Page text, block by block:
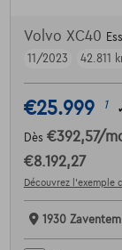
Volvo XC40
11/2023
42.811
€25.999 1
Dès €392,57/
€8.192,27
Découvrez l’exemple
1930